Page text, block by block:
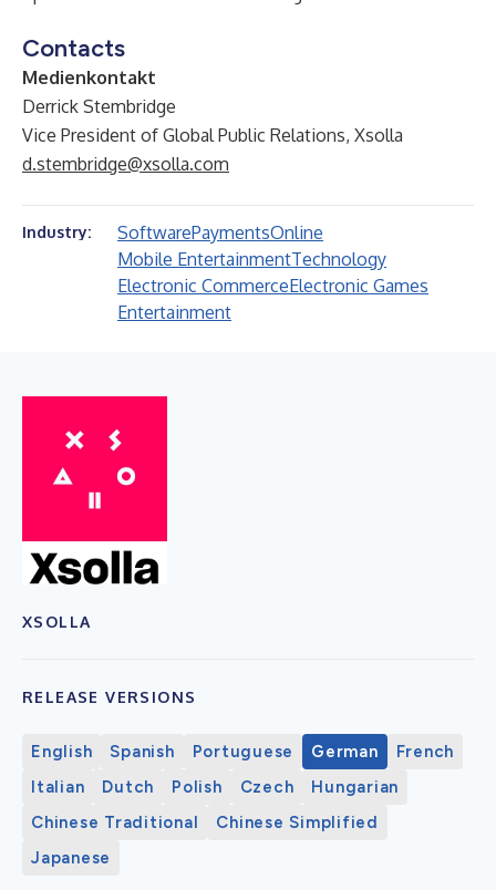
Contacts
Medienkontakt
Derrick Stembridge
Vice President of Global Public Relations, Xsolla
d.stembridge@xsolla.com
Industry: SoftwarePaymentsOnline
Mobile EntertainmentTechnology
Electronic CommerceElectronic Games
Entertainment
XSOLLA
RELEASE VERSIONS
English Spanish Portuguese German
French
Italian
Dutch Polish Czech
Hungarian
Chinese Traditional
Chinese Simplified
Japanese